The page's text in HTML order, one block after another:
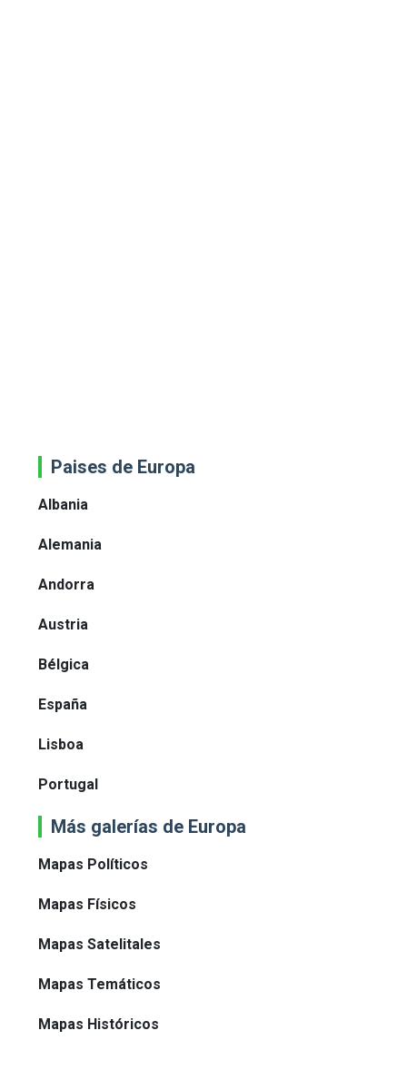
Paises de Europa
Albania
Alemania
Andorra
Austria
Bélgica
España
Lisboa
Portugal
Más galerías de Europa
Mapas Políticos
Mapas Físicos
Mapas Satelitales
Mapas Temáticos
Mapas Históricos